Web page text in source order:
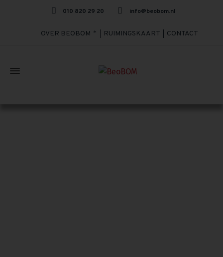
010 820 29 20 info@beobom.nl
OVER BEOBOM RUIMINGSKAART CONTACT